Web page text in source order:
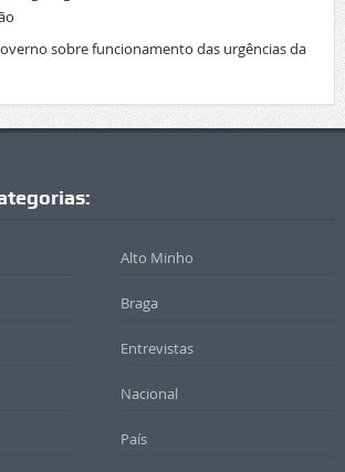
sobre funcionamento das urgências da
Alto Minho
Braga
Entrevistas
Nacional
País